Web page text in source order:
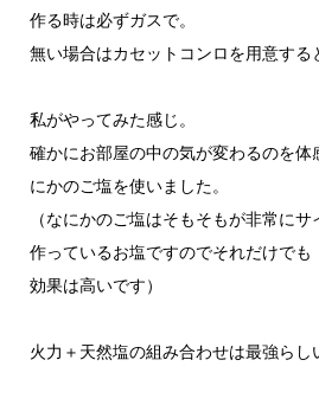
作る時は必ずガスで。
無い場合はカセットコンロを用意する
私がやってみた感じ。
確かにお部屋の中の気が変わるのを
にかのご塩を使いました。
（なにかのご塩はそもそもが非常に
作っているお塩ですのでそれだけでも
効果は高いです）
火力＋天然塩の組み合わせは最強らし